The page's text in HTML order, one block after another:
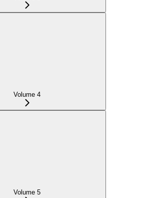
Volume 4
Volume 5